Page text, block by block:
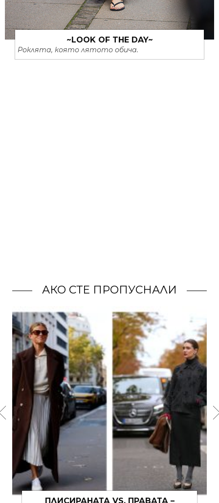
~LOOK OF THE DAY~
Роклята, която лятото обича.
АКО СТЕ ПРОПУСНАЛИ
СТАТУС: „ВЪВ ВРЪЗКА С МОЕТО